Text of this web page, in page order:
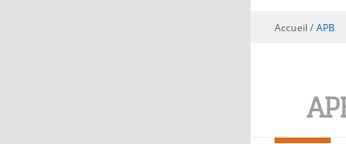
Vous êtes ici
Accueil/APB